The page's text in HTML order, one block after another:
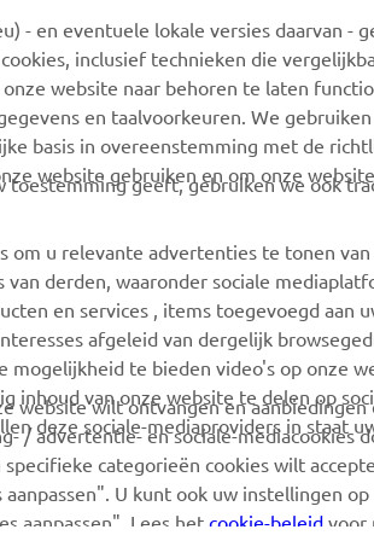
systemen
hulpverleners
informatie
MyYamaha
Yamaha Music
Yamaha Racing
Yamaha Motor
- en eventuele lokale versies daarvan -
inclusief technieken die
website naar behoren te laten
en taalvoorkeuren. We
basis in overeenstemming met de
website gebruiken en om onze
toestemming geeft, gebruiken we ook
om u relevante advertenties te tonen
derden, waaronder sociale
en services , items toegevoegd aan
afgeleid van dergelijk
mogelijkheid te bieden video's op onze
inhoud van onze website te delen op
deze sociale-mediaproviders in staat
website wilt ontvangen en
/ advertentie- en sociale-mediacookies
categorieën cookies wilt
U kunt ook uw instellingen
aanpassen". Lees het cookie-beleid voor